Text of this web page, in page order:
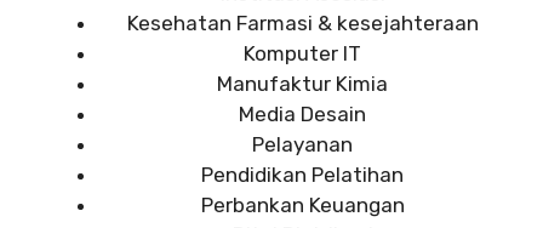
Kesehatan Farmasi & kesejahteraan
Komputer IT
Manufaktur Kimia
Media Desain
Pelayanan
Pendidikan Pelatihan
Perbankan Keuangan